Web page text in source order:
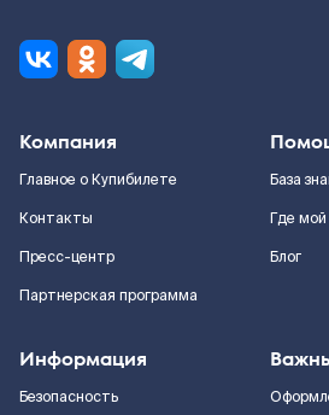
Компания
Главное о Купибилете
Контакты
Пресс-центр
Партнерская программа
База
Где
Блог
Информация
Безопасность